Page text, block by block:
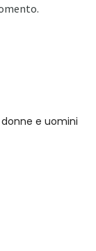
e uomini